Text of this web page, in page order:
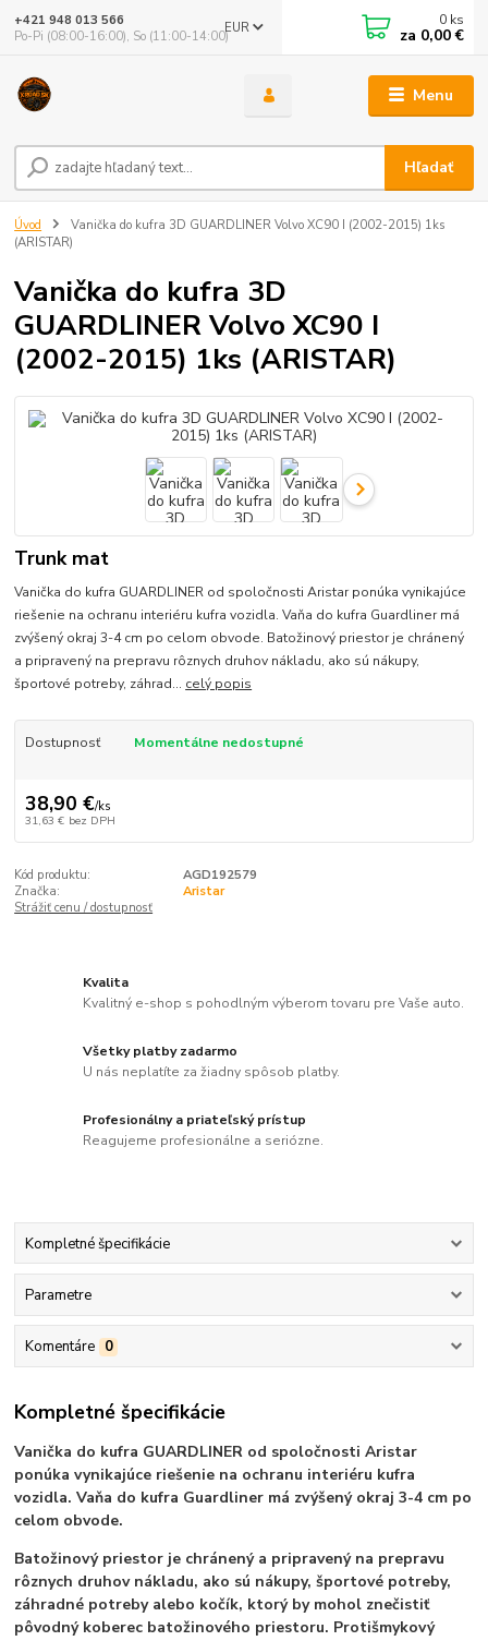
Menu
EUR
Hľadať
+421 948 013 566
Po-Pi (08:00-16:00), So (11:00-14:00)
0 ks
za 0,00 €
Úvod
Vanička do kufra 3D GUARDLINER Volvo XC90 I (2002-2015) 1ks
(ARISTAR)
Vanička do kufra 3D
GUARDLINER Volvo XC90 I
(2002-2015) 1ks (ARISTAR)
Trunk mat
Vanička do kufra GUARDLINER od spoločnosti Aristar ponúka vynikajúce
riešenie na ochranu interiéru kufra vozidla. Vaňa do kufra Guardliner má
zvýšený okraj 3-4 cm po celom obvode. Batožinový priestor je chránený
a pripravený na prepravu rôznych druhov nákladu, ako sú nákupy,
športové potreby, záhrad... celý popis
Dostupnosť Momentálne nedostupné
38,90 €/ks
31,63 € bez DPH
Kód produktu:
AGD192579
Značka:
Aristar
Strážiť cenu / dostupnosť
Kvalita
Kvalitný e-shop s pohodlným výberom tovaru pre Vaše auto.
Všetky platby zadarmo
U nás neplatíte za žiadny spôsob platby.
Profesionálny a priateľský prístup
Reagujeme profesionálne a seriózne.
Kompletné špecifikácie
Parametre
Komentáre 0
Kompletné špecifikácie
Vanička do kufra GUARDLINER od spoločnosti Aristar
ponúka vynikajúce riešenie na ochranu interiéru kufra
vozidla. Vaňa do kufra Guardliner má zvýšený okraj 3-4 cm po
celom obvode.
Batožinový priestor je chránený a pripravený na prepravu
rôznych druhov nákladu, ako sú nákupy, športové potreby,
záhradné potreby alebo kočík, ktorý by mohol znečistiť
pôvodný koberec batožinového priestoru. Protišmykový